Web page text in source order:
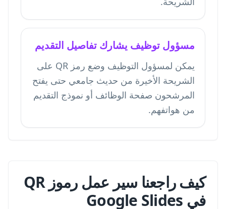
مسؤول توظيف يشارك تفاصيل التقديم
يمكن لمسؤول التوظيف وضع رمز QR على
الشريحة الأخيرة من حديث جامعي حتى يفتح
المرشحون صفحة الوظائف أو نموذج التقديم
من هواتفهم.
كيف راجعنا سير عمل رموز QR
في Google Slides